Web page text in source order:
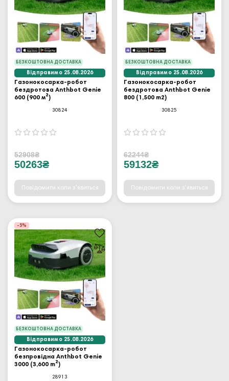
БЕЗКОШТОВНА ДОСТАВКА
Відправимо 25.08.2026
Газонокосарка-робот
бездротова Anthbot Genie
600 (900 м²)
30824
52908₴
50263₴
Повідомити коли з'явиться
БЕЗКОШТОВНА ДОСТАВКА
Відправимо 25.08.2026
Газонокосарка-робот
бездротова Anthbot Genie
800 (1,500 m2)
30825
62244₴
59132₴
Повідомити коли з'явиться
БЕЗКОШТОВНА ДОСТАВКА
-5%
Відправимо 25.08.2026
Газонокосарка-робот
безпровідна Anthbot Genie
3000 (3,600 m²)
28913